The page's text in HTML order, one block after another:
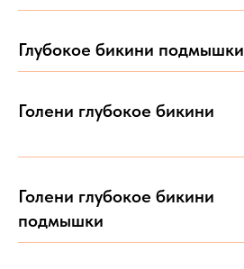
Глубокое бикини подмышки
Голени глубокое бикини
Голени глубокое бикини
подмышки